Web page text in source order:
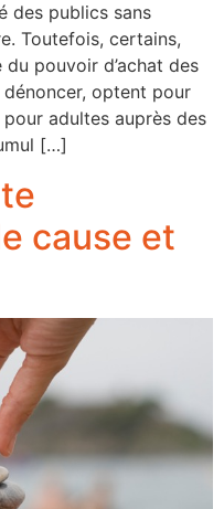
des publics sans
Toutefois, certains,
pouvoir d’achat des
dénoncer, optent pour
adultes auprès des
[…]
cause et